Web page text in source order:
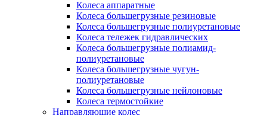
Колеса аппаратные
Колеса большегрузные резиновые
Колеса большегрузные полиуретановые
Колеса тележек гидравлических
Колеса большегрузные полиамид-
полиуретановые
Колеса большегрузные чугун-
полиуретановые
Колеса большегрузные нейлоновые
Колеса термостойкие
Направляющие колес